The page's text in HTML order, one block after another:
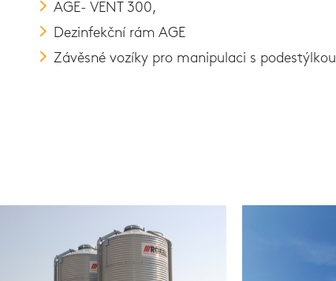
AGE- VENT 300,
Dezinfekční rám AGE
Závěsné vozíky pro manipulaci s podestýlkou